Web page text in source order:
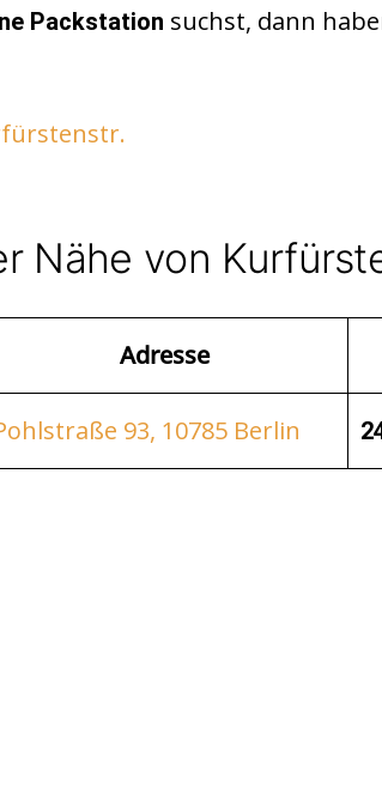
Packstation suchst, dann
Nähe von
Adresse
93, 10785 Berlin